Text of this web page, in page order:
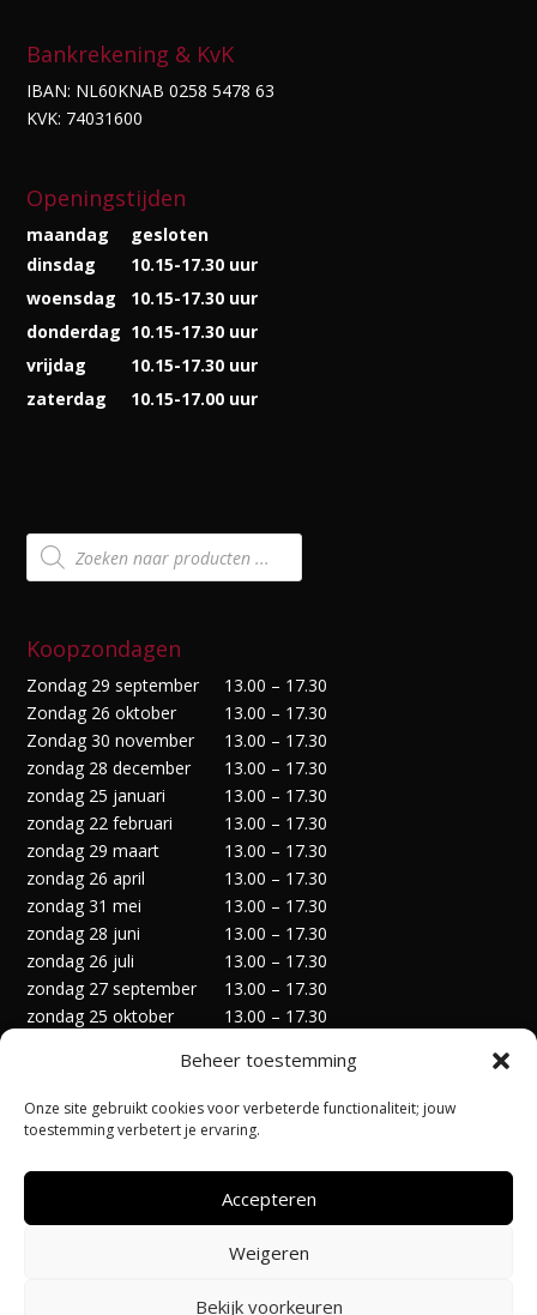
Beheer toestemming
Onze site gebruikt cookies voor verbeterde functionaliteit; jouw
toestemming verbetert je ervaring.
Accepteren
Weigeren
Bekijk voorkeuren
Bankrekening & KvK
IBAN: NL60KNAB 0258 5478 63
KVK: 74031600
Openingstijden
maandag
gesloten
dinsdag
10.15-17.30 uur
woensdag
10.15-17.30 uur
donderdag 10.15-17.30 uur
vrijdag
10.15-17.30 uur
zaterdag
10.15-17.00 uur
Producten
zoeken
Koopzondagen
Zondag 29 september
13.00 – 17.30
Zondag 26 oktober
13.00 – 17.30
Zondag 30 november
13.00 – 17.30
zondag 28 december
13.00 – 17.30
zondag 25 januari
13.00 – 17.30
zondag 22 februari
13.00 – 17.30
zondag 29 maart
13.00 – 17.30
zondag 26 april
13.00 – 17.30
zondag 31 mei
13.00 – 17.30
zondag 28 juni
13.00 – 17.30
zondag 26 juli
13.00 – 17.30
zondag 27 september
13.00 – 17.30
zondag 25 oktober
13.00 – 17.30
zondag 27 december
13.00 – 17.30
Privacyverklaring
Algemene Voorwaarden
Cookiebeleid (EU)